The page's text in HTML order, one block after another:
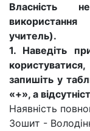
Власність
учитель).
1. Наведіть
запишіть у
«+», а
Наявність
Зошит -